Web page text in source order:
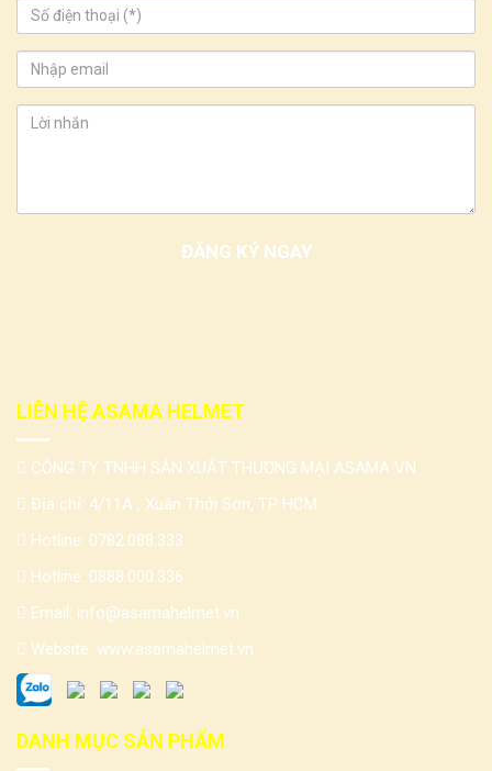
LIÊN HỆ ASAMA HELMET
CÔNG TY TNHH SẢN XUẤT THƯƠNG MẠI ASAMA VN
Địa chỉ: 4/11A , Xuân Thới Sơn, TP HCM
Hotline: 0782.088.333
Hotline: 0888.000.336
Email: info@asamahelmet.vn
Website: www.asamahelmet.vn
DANH MỤC SẢN PHẨM